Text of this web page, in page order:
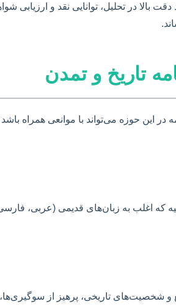
بالا در تحلیل، توانایی نقد و ارزیابی
تاریخ و تمدن
در این حوزه می‌تواند با موانعی همراه
که اغلب به زبان‌های قدیمی (عربی،
شخصیت‌های تاریخی، پرهیز از سوگیری‌ها،